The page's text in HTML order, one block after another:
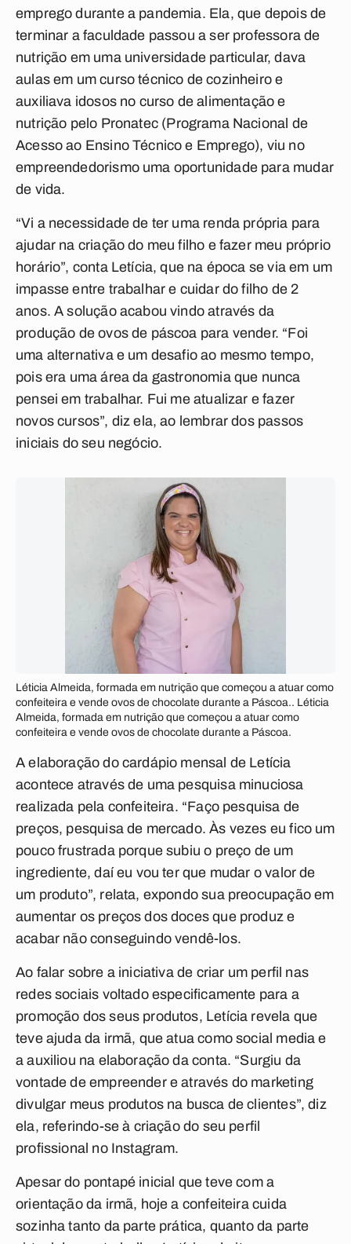
emprego durante a pandemia. Ela, que depois de
terminar a faculdade passou a ser professora de
nutrição em uma universidade particular, dava
aulas em um curso técnico de cozinheiro e
auxiliava idosos no curso de alimentação e
nutrição pelo Pronatec (Programa Nacional de
Acesso ao Ensino Técnico e Emprego), viu no
empreendedorismo uma oportunidade para mudar
de vida.
“Vi a necessidade de ter uma renda própria para
ajudar na criação do meu filho e fazer meu próprio
horário”, conta Letícia, que na época se via em um
impasse entre trabalhar e cuidar do filho de 2
anos. A solução acabou vindo através da
produção de ovos de páscoa para vender. “Foi
uma alternativa e um desafio ao mesmo tempo,
pois era uma área da gastronomia que nunca
pensei em trabalhar. Fui me atualizar e fazer
novos cursos”, diz ela, ao lembrar dos passos
iniciais do seu negócio.
Léticia Almeida, formada em nutrição que começou a atuar como
confeiteira e vende ovos de chocolate durante a Páscoa.. Léticia
Almeida, formada em nutrição que começou a atuar como
confeiteira e vende ovos de chocolate durante a Páscoa.
A elaboração do cardápio mensal de Letícia
acontece através de uma pesquisa minuciosa
realizada pela confeiteira. “Faço pesquisa de
preços, pesquisa de mercado. Às vezes eu fico um
pouco frustrada porque subiu o preço de um
ingrediente, daí eu vou ter que mudar o valor de
um produto”, relata, expondo sua preocupação em
aumentar os preços dos doces que produz e
acabar não conseguindo vendê-los.
Ao falar sobre a iniciativa de criar um perfil nas
redes sociais voltado especificamente para a
promoção dos seus produtos, Letícia revela que
teve ajuda da irmã, que atua como social media e
a auxiliou na elaboração da conta. “Surgiu da
vontade de empreender e através do marketing
divulgar meus produtos na busca de clientes”, diz
ela, referindo-se à criação do seu perfil
profissional no Instagram.
Apesar do pontapé inicial que teve com a
orientação da irmã, hoje a confeiteira cuida
sozinha tanto da parte prática, quanto da parte